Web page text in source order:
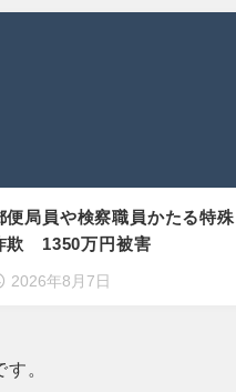
便局員や検察職員かたる特殊
欺 1350万円被害
2026年8月7日
。